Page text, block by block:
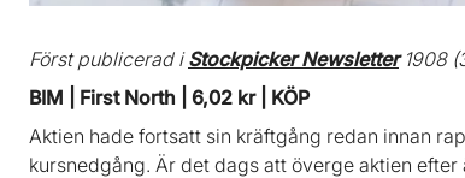
Först publicerad iStockpicker Newsletter1908
BIM | First North | 6,02 kr | KÖP
Aktien hade fortsatt sin kräftgång redan innan
kursnedgång. Är det dags att överge aktien